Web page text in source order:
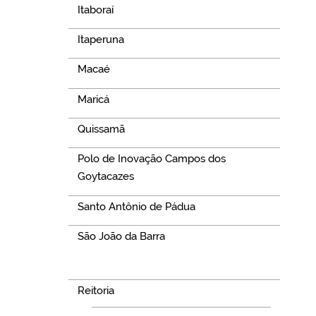
Itaboraí
Itaperuna
Macaé
Maricá
Quissamã
Polo de Inovação Campos dos
Goytacazes
Santo Antônio de Pádua
São João da Barra
Reitoria